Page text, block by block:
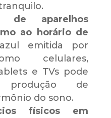
aparelhos
ao horário de
emitida por
celulares,
e TVs pode
de
do sono.
físicos em